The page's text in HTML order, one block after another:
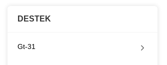
DESTEK
Gt-31